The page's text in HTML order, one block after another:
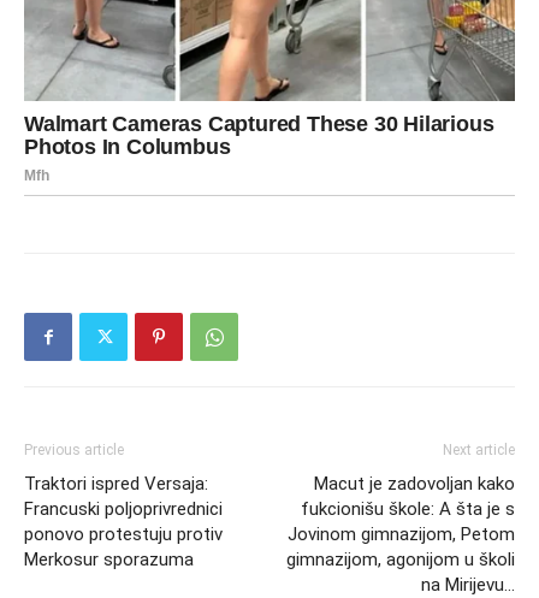
Previous article
Traktori ispred Versaja:
Francuski poljoprivrednici
ponovo protestuju protiv
Merkosur sporazuma
Next article
Macut je zadovoljan kako
fukcionišu škole: A šta je s
Jovinom gimnazijom, Petom
gimnazijom, agonijom u školi
na Mirijevu…